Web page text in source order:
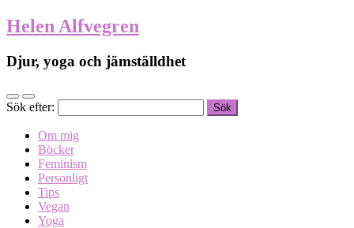
Helen Alfvegren
Djur, yoga och jämställdhet
Sök efter:
Om mig
Böcker
Feminism
Personligt
Tips
Vegan
Yoga